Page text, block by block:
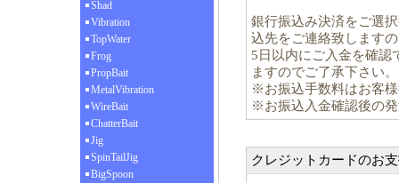
Shad
Vibration
TopWater
Frog
PropBait
MetalVibration
WireBait
ChatterBait
Jig
SpinTailJig
BigSpoon
銀行振込み決済をご選
込先をご連絡致します
5日以内にご入金を確認
ますのでご了承下さい。
※お振込手数料はお客
※お振込入金確認後の
クレジットカードのお